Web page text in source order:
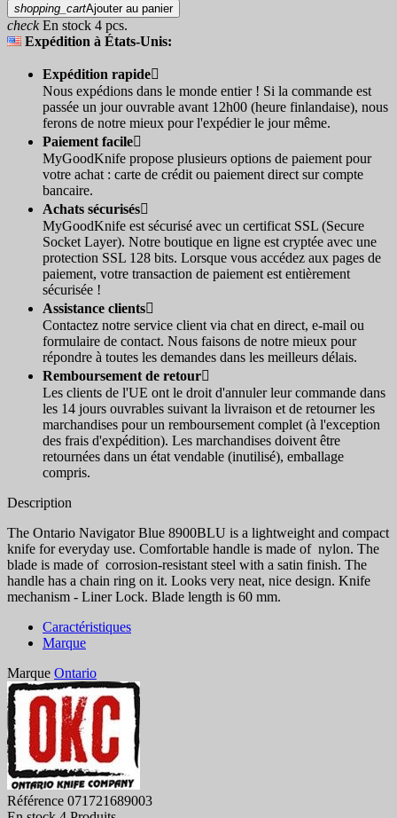
shopping_cartAjouter au panier
checkEn stock 4 pcs.
Expédition à États-Unis:
Expédition rapide
Nous expédions dans le monde entier ! Si la commande est
passée un jour ouvrable avant 12h00 (heure finlandaise), nous
ferons de notre mieux pour l'expédier le jour même.
Paiement facile
MyGoodKnife propose plusieurs options de paiement pour
votre achat : carte de crédit ou paiement direct sur compte
bancaire.
Achats sécurisés
MyGoodKnife est sécurisé avec un certificat SSL (Secure
Socket Layer). Notre boutique en ligne est cryptée avec une
protection SSL 128 bits. Lorsque vous accédez aux pages de
paiement, votre transaction de paiement est entièrement
sécurisée !
Assistance clients
Contactez notre service client via chat en direct, e-mail ou
formulaire de contact. Nous faisons de notre mieux pour
répondre à toutes les demandes dans les meilleurs délais.
Remboursement de retour
Les clients de l'UE ont le droit d'annuler leur commande dans
les 14 jours ouvrables suivant la livraison et de retourner les
marchandises pour un remboursement complet (à l'exception
des frais d'expédition). Les marchandises doivent être
retournées dans un état vendable (inutilisé), emballage
compris.
Description
The Ontario Navigator Blue 8900BLU is a lightweight and compact
knife for everyday use. Comfortable handle is made of nylon. The
blade is made of corrosion-resistant steel with a satin finish. The
handle has a chain ring on it. Looks very neat, nice design. Knife
mechanism - Liner Lock. Blade length is 60 mm.
Caractéristiques
Marque
Marque Ontario
Référence 071721689003